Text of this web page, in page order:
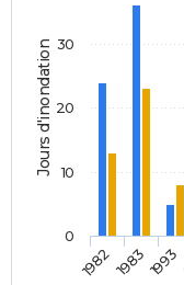
Jours d'inondation
198219831993
0
10
20
30